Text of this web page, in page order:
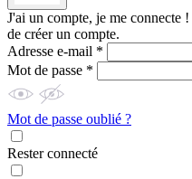
J'ai un compte, je me connecte !
de créer un compte.
Adresse e-mail *
Mot de passe *
Mot de passe oublié ?
Rester connecté